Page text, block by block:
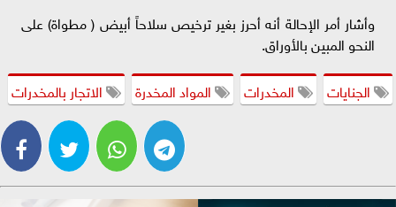
وأشار أمر الإحالة أنه أحرز بغير ترخيص سلاحاً أبيض ( مطواة) على
النحو المبين بالأوراق.
الجنايات
المخدرات المواد المخدرة الاتجار بالمخدرات